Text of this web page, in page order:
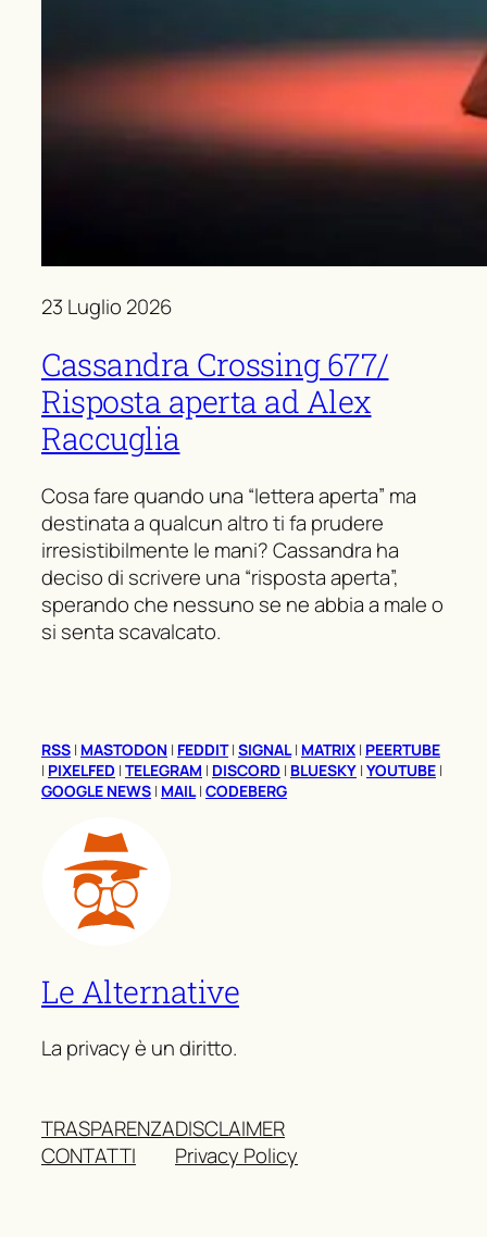
23 Luglio 2026
Cassandra Crossing 677/
Risposta aperta ad Alex
Raccuglia
Cosa fare quando una “lettera aperta” ma
destinata a qualcun altro ti fa prudere
irresistibilmente le mani? Cassandra ha
deciso di scrivere una “risposta aperta”,
sperando che nessuno se ne abbia a male o
si senta scavalcato.
RSS | MASTODON | FEDDIT| SIGNAL| MATRIX | PEERTUBE
| PIXELFED | TELEGRAM | DISCORD | BLUESKY | YOUTUBE |
GOOGLE NEWS | MAIL| CODEBERG
Le Alternative
La privacy è un diritto.
TRASPARENZA
CONTATTI
DISCLAIMER
Privacy Policy